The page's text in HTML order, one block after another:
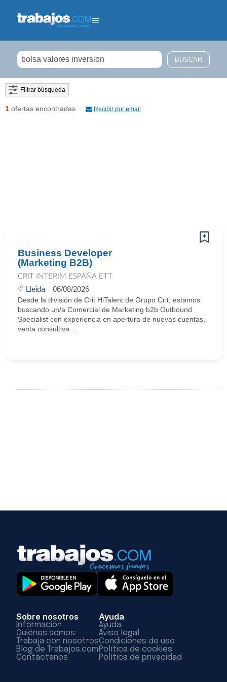
Filtrar búsqueda
1 ofertas encontradas Recibir por email
Business Developer
(Marketing B2B)
CRIT INTERIM ESPAÑA ETT
Lleida 06/08/2026
Desde la división de Crit HiTalent de Grupo Crit, estamos
buscando un/a Comercial de Marketing b2b Outbound
Specialist con experiencia en apertura de nuevas cuentas,
venta consultiva ...
Sobre nosotros
Información
Quiénes somos
Trabaja con nosotros
Blog de Trabajos.com
Contáctanos
Ayuda
Ayuda
Aviso legal
Condiciones de uso
Política de cookies
Política de privacidad